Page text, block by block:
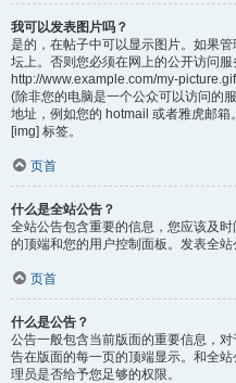
我可以发表图片吗？
是的，在帖子中可以显示图片。如果
坛上。否则您必须在网上的公开访问
http://www.example.com/my-
(除非您的电脑是一个公众可以访问的
地址，例如您的 hotmail 或者雅虎邮
[img] 标签。
页首
什么是全站公告？
全站公告包含重要的信息，您应该及
的顶端和您的用户控制面板。发表全站
页首
什么是公告？
公告一般包含当前版面的重要信息，
告在版面的每一页的顶端显示。和全
理员是否给予您足够的权限。